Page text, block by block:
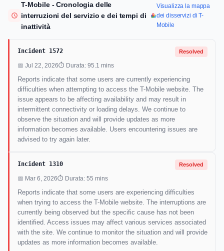
T-Mobile - Cronologia delle
interruzioni del servizio e dei tempi di
inattività
Visualizza la mappa
dei disservizi di T-
Mobile
Incident 1572 Resolved
📅 Jul 22, 2026⏱ Durata: 95.1 mins
Reports indicate that some users are currently experiencing
difficulties when attempting to access the T-Mobile website. The
issue appears to be affecting availability and may result in
intermittent connectivity or loading delays. We continue to
observe the situation and will provide updates as more
information becomes available. Users encountering issues are
advised to try again later.
Incident 1310 Resolved
📅 Mar 6, 2026⏱ Durata: 55 mins
Reports indicate that some users are experiencing difficulties
when trying to access the T-Mobile website. The interruptions are
currently being observed but the specific cause has not been
identified. Access issues may affect various services associated
with the site. We continue to monitor the situation and will provide
updates as more information becomes available.